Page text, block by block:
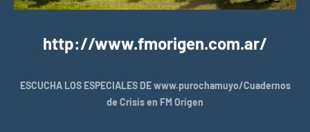
http://www.fmorigen.com.ar/
ESCUCHA LOS ESPECIALES DE www.purochamuyo/Cuadernos
de Crisis en FM Origen